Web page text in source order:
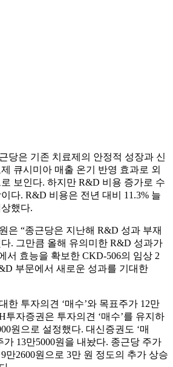
당은 기존 치료제의 안정적 성장과 신
큐시미아 매출 온기 반영 효과로 외
보인다. 하지만 R&D 비용 증가로 수
다. R&D 비용은 전년 대비 11.3% 늘
했다.
은 “종근당은 지난해 R&D 성과 부재
. 그만큼 올해 유의미한 R&D 성과가
서 효능을 확보한 CKD-506의 임상 2
부문에서 새로운 성과를 기대한
한 투자의견 ‘매수’와 목표주가 12만
투자증권은 투자의견 ‘매수’를 유지하
원으로 설정했다. 대신증권도 ‘매
가 13만5000원을 내놨다. 종근당 주가
만2600원으로 3만 원 정도의 추가 상승